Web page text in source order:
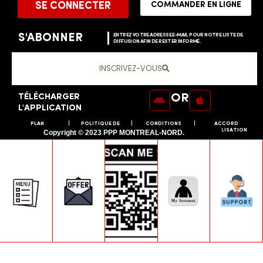
SE CONNECTER COMMANDER EN LIGNE
S'ABONNER
ENTREZ VOTRE ADRESSE E-MAIL POUR NOTRE LISTE DE
DIFFUSION AFIN DE RESTER INFORMÉ.
INSCRIVEZ-VOUS
TÉLÉCHARGER
L'APPLICATION
OR
PLAN
DU SITE
POLITIQUE DE
CONFIDENTIALITÉ
CONDITIONS
D'UTILISATION
ACCORD
D'UTILISATION
Copyright © 2023 PPP MONTREAL-NORD.
Besoin d'un site Web ?